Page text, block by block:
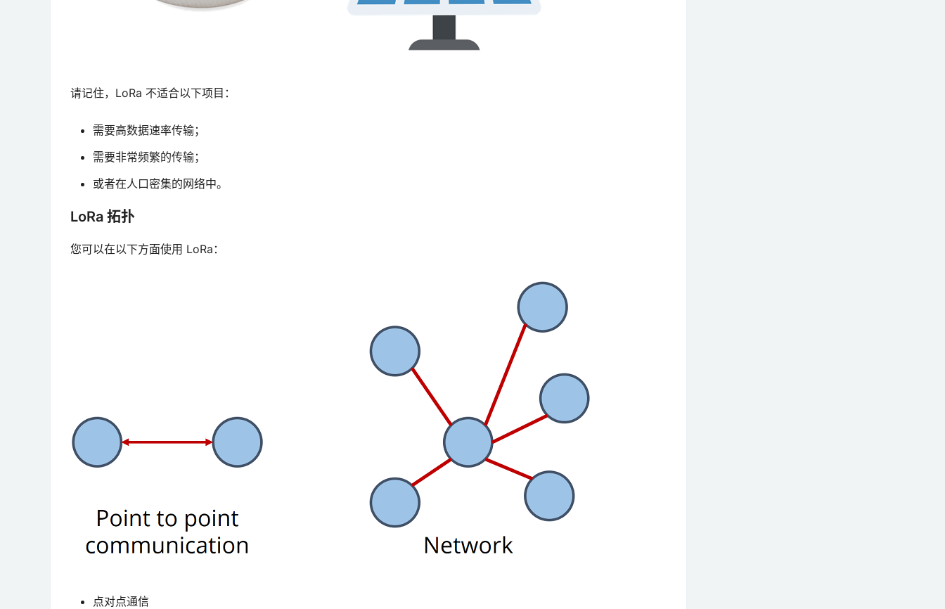
请记住，LoRa 不适合以下项目：
需要高数据速率传输；
需要非常频繁的传输；
或者在人口密集的网络中。
LoRa 拓扑
您可以在以下方面使用 LoRa：
点对点通信